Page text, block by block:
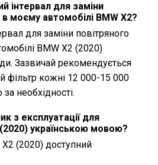
інтервал для заміни
моєму автомобілі BMW X2?
для заміни повітряного
BMW X2 (2020)
Зазвичай рекомендується
фільтр кожні 12 000-15 000
необхідності.
з експлуатації для
українською мовою?
X2 (2020) доступний